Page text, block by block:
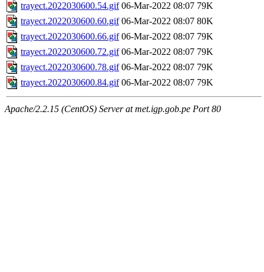
trayect.2022030600.54.gif 06-Mar-2022 08:07 79K
trayect.2022030600.60.gif 06-Mar-2022 08:07 80K
trayect.2022030600.66.gif 06-Mar-2022 08:07 79K
trayect.2022030600.72.gif 06-Mar-2022 08:07 79K
trayect.2022030600.78.gif 06-Mar-2022 08:07 79K
trayect.2022030600.84.gif 06-Mar-2022 08:07 79K
Apache/2.2.15 (CentOS) Server at met.igp.gob.pe Port 80